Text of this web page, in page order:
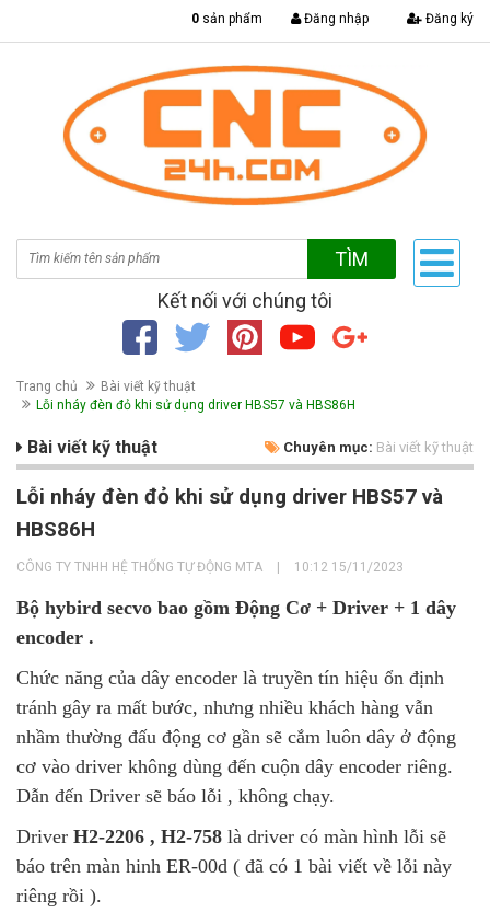
0 sản phẩm Đăng nhập Đăng ký
TÌM
Kết nối với chúng tôi
Trang chủ
Bài viết kỹ thuật
Lỗi nháy đèn đỏ khi sử dụng driver HBS57 và HBS86H
Bài viết kỹ thuật Chuyên mục: Bài viết kỹ thuật
Lỗi nháy đèn đỏ khi sử dụng driver HBS57 và
HBS86H
CÔNG TY TNHH HỆ THỐNG TỰ ĐỘNG MTA 10:12 15/11/2023
Bộ hybird secvo bao gồm Động Cơ + Driver + 1 dây
encoder .
Chức năng của dây encoder là truyền tín hiệu ổn định
tránh gây ra mất bước, nhưng nhiều khách hàng vẫn
nhầm thường đấu động cơ gần sẽ cắm luôn dây ở động
cơ vào driver không dùng đến cuộn dây encoder riêng.
Dẫn đến Driver sẽ báo lỗi , không chạy.
Driver H2-2206 , H2-758 là driver có màn hình lỗi sẽ
báo trên màn hinh ER-00d ( đã có 1 bài viết về lỗi này
riêng rồi ).